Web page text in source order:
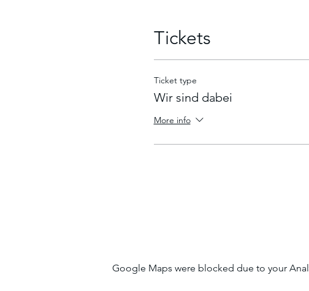
Tickets
Ticket type
Wir sind dabei
More info
Google Maps were blocked due to your